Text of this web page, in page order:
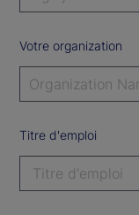
Votre organization
Titre d'emploi